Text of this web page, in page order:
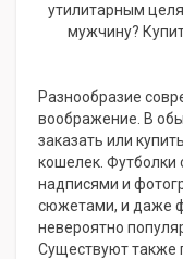
утилитарным
мужчину?
Разнообразие
воображение. В
заказать или
кошелек. Футболки
надписями и
сюжетами, и даже
невероятно
Существуют также